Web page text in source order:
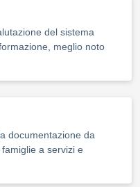
del sistema
meglio noto
documentazione da
a servizi e